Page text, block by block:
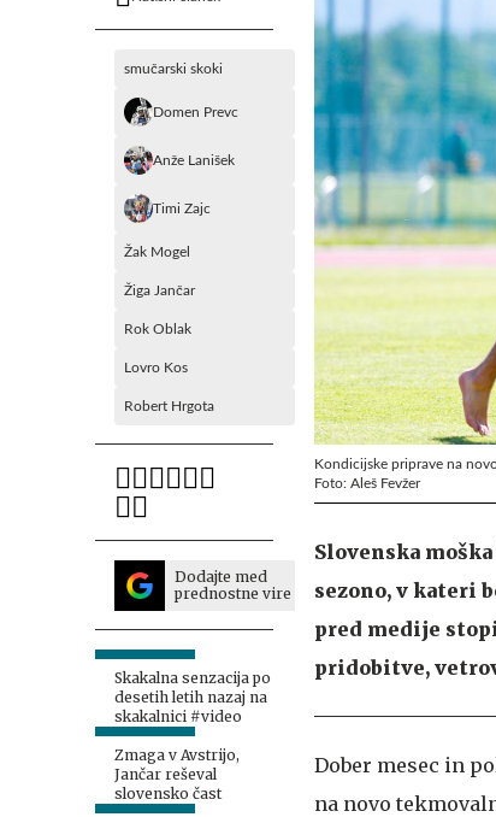
smučarski skoki
Domen Prevc
Anže Lanišek
Timi Zajc
Žak Mogel
Žiga Jančar
Rok Oblak
Lovro Kos
Robert Hrgota
Dodajte med
prednostne vire
Skakalna senzacija po
desetih letih nazaj na
skakalnici #video
Zmaga v Avstrijo,
Jančar reševal
slovensko čast
Kondicijske priprave na
Foto: Aleš Fevžer
Slovenska
sezono, v kateri
pred medije
pridobitve,
Dober mesec in
na novo